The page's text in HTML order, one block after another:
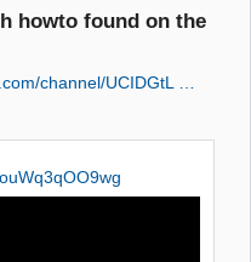
howto found on the
channel/UCIDGtL …